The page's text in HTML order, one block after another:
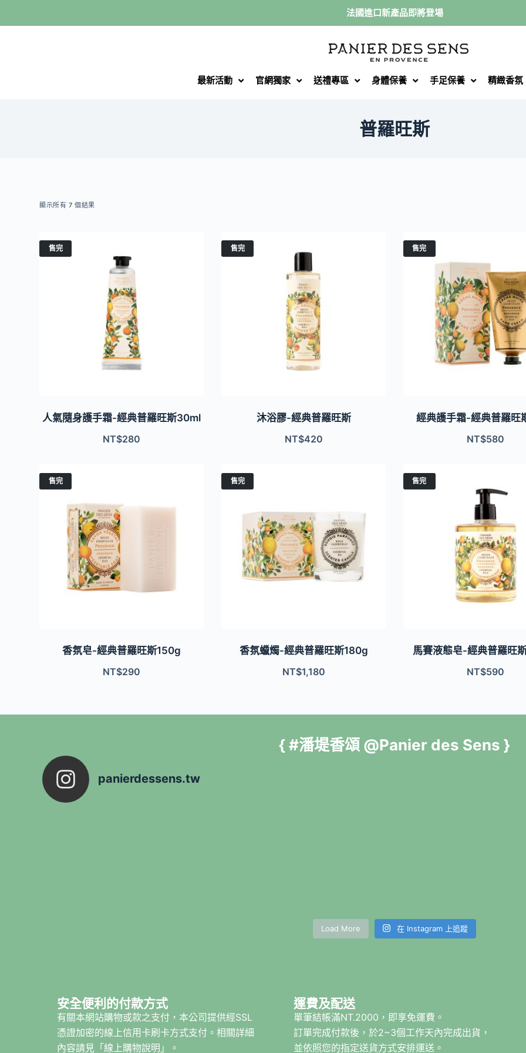
至
法國進口新產品即將登場
最新活動 官網獨家 送禮專區 身體保養 手足保養 精緻香氛
普羅旺斯
顯示所有 7 個結果
售完
人氣隨身護手霜-經典普羅旺斯30ml
NT$280
售完
沐浴膠-經典普羅旺斯
NT$420
售完
經典護手霜-經典普羅旺
NT$580
售完
香氛皂-經典普羅旺斯150g
NT$290
售完
香氛蠟燭-經典普羅旺斯180g
NT$1,180
售完
馬賽液態皂-經典普羅旺
NT$590
{ #潘堤香頌 @Panier des Sens }
panierdessens.tw
Load More 在 Instagram 上追蹤
安全便利的付款方式
有關本網站購物或款之支付，本公司提供經SSL
憑證加密的線上信用卡刷卡方式支付。相關詳細
內容請見「線上購物說明」。
運費及配送
單筆結帳滿NT.2000，即享免運費。
訂單完成付款後，於2~3個工作天內完成出貨，
並依照您的指定送貨方式安排運送。